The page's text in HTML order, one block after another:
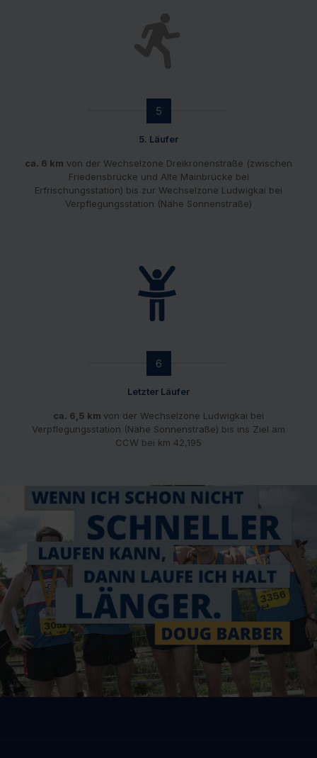
5
5. Läufer
ca. 6 km von der Wechselzone Dreikronenstraße (zwischen
Friedensbrücke und Alte Mainbrücke bei
Erfrischungsstation) bis zur Wechselzone Ludwigkai bei
Verpflegungsstation (Nähe Sonnenstraße)
6
Letzter Läufer
ca. 6,5 km von der Wechselzone Ludwigkai bei
Verpflegungsstation (Nähe Sonnenstraße) bis ins Ziel am
CCW bei km 42,195